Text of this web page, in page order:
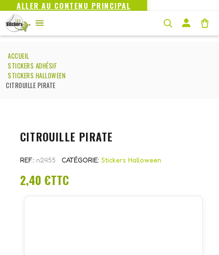
ALLER AU CONTENU PRINCIPAL
ACCUEIL
STICKERS ADHÉSIF
STICKERS HALLOWEEN
CITROUILLE PIRATE
CITROUILLE PIRATE
REF n2455 CATÉGORIE Stickers Halloween
2,40 €TTC